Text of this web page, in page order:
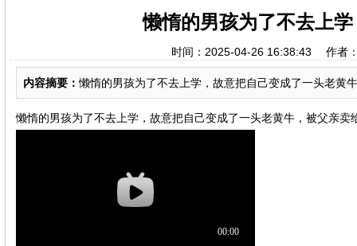
懒惰的男孩为了不去上
时间：2025-04-26 16:38:43 作
内容摘要：懒惰的男孩为了不去上学，故意把自己变成了一头老黄
懒惰的男孩为了不去上学，故意把自己变成了一头老黄牛，被父亲卖